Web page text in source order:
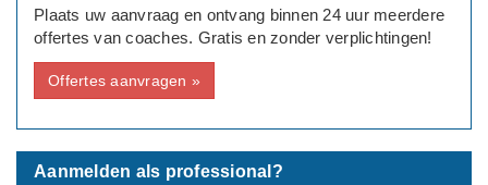
Leeftijd: 46
Opleidingsniveau: Pabo
Huidige baan: leerkracht
Plaats uw aanvraag en ontvang binnen 24 uur meerdere
offertes van coaches. Gratis en zonder verplichtingen!
Offertes aanvragen »
Aanmelden als professional?